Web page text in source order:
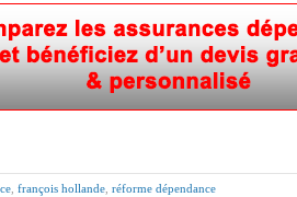
françois hollande réforme dépendance